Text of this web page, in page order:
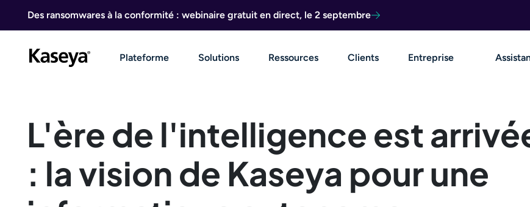
Des ransomwares à la conformité : webinaire gratuit en direct, le 2 septembre
Plateforme Solutions Ressources Clients Entreprise
L'ère de l'intelligence est
: la vision de Kaseya pour une